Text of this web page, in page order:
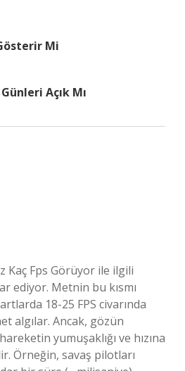
Mi
Açık Mı
Kaç Fps Görüyor ile ilgili
ediyor. Metnin bu kısmı
18-25 FPS civarında
algılar. Ancak, gözün
yumuşaklığı ve hızına
Örneğin, savaş pilotları